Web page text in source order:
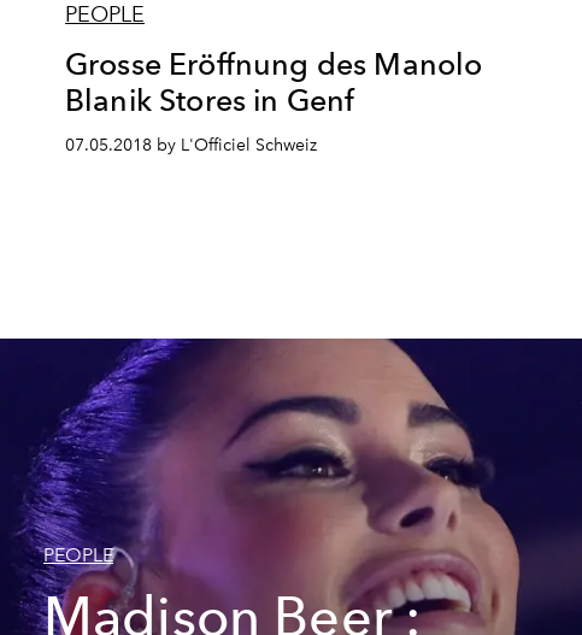
PEOPLE
Grosse Eröffnung des Manolo
Blanik Stores in Genf
07.05.2018 by L'Officiel Schweiz
PEOPLE
Madison Beer :